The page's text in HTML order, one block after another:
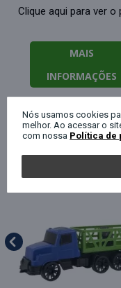
Clique aqui para ver o
MAIS
INFORMAÇÕES
QUEM
Nós usamos cookies
melhor. Ao acessar o
com nossa Política de